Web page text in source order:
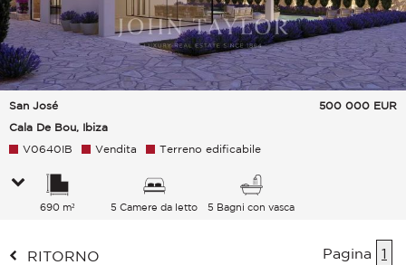
San José
Cala De Bou, Ibiza
500 000 EUR
V0640IB Vendita Terreno edificabile
690 m² 5 Camere da letto 5 Bagni con vasca
RITORNO Pagina 1